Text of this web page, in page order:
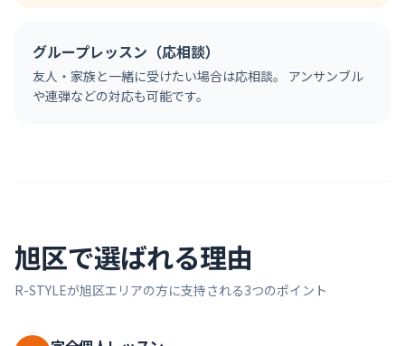
グループレッスン（応相談）
友人・家族と一緒に受けたい場合は応相談。 アンサンブル
や連弾などの対応も可能です。
旭区で選ばれる理由
R-STYLEが旭区エリアの方に支持される3つのポイント